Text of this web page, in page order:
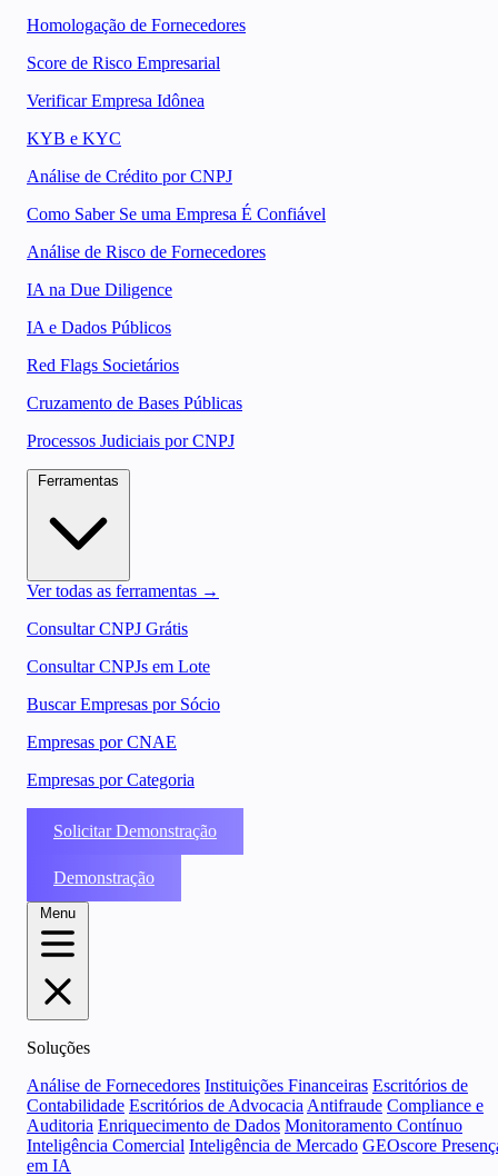
Homologação de Fornecedores
Score de Risco Empresarial
Verificar Empresa Idônea
KYB e KYC
Análise de Crédito por CNPJ
Como Saber Se uma Empresa É Confiável
Análise de Risco de Fornecedores
IA na Due Diligence
IA e Dados Públicos
Red Flags Societários
Cruzamento de Bases Públicas
Processos Judiciais por CNPJ
Ver todas as ferramentas →
Consultar CNPJ Grátis
Consultar CNPJs em Lote
Buscar Empresas por Sócio
Empresas por CNAE
Empresas por Categoria
Solicitar Demonstração
Demonstração
Menu
Soluções
Análise de Fornecedores Instituições Financeiras Escritórios de
Contabilidade Escritórios de Advocacia Antifraude Compliance e
Auditoria Enriquecimento de Dados Monitoramento Contínuo
Inteligência Comercial Inteligência de Mercado GEOscore
em IA